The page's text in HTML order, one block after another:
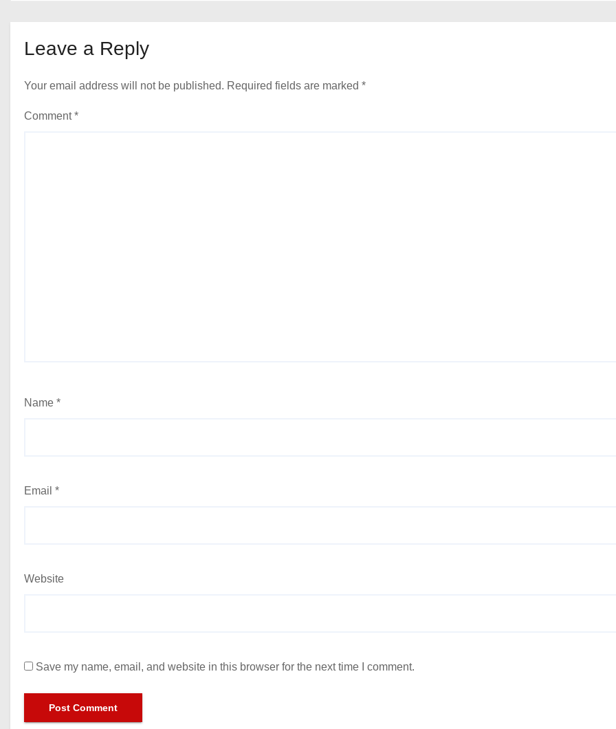
Leave a Reply
Your email address will not be published. Required fields are marked *
Comment*
Name *
Email *
Website
Save my name, email, and website in this browser for the next time I comment.